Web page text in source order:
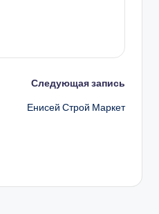
Следующая запись
Енисей Строй Маркет